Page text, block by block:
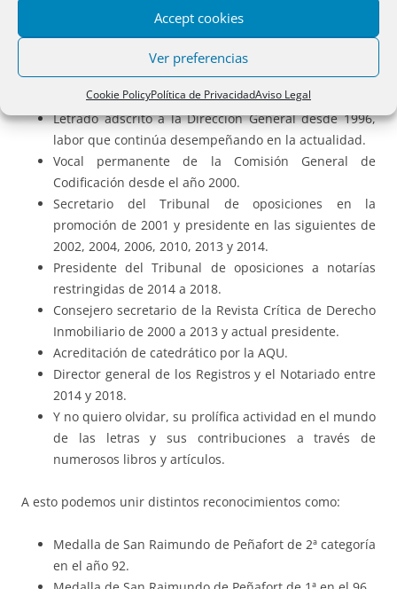
Accept cookies
Ver preferencias
Cookie PolicyPolítica de PrivacidadAviso Legal
Reseñaré a modo de ejemplo algunas de ellas:
Director del Centro de Estudios hipotecarios en
Cataluña durante los años 94 a 97.
Letrado adscrito a la Dirección General desde 1996,
labor que continúa desempeñando en la actualidad.
Vocal permanente de la Comisión General de
Codificación desde el año 2000.
Secretario del Tribunal de oposiciones en la
promoción de 2001 y presidente en las siguientes de
2002, 2004, 2006, 2010, 2013 y 2014.
Presidente del Tribunal de oposiciones a notarías
restringidas de 2014 a 2018.
Consejero secretario de la Revista Crítica de Derecho
Inmobiliario de 2000 a 2013 y actual presidente.
Acreditación de catedrático por la AQU.
Director general de los Registros y el Notariado entre
2014 y 2018.
Y no quiero olvidar, su prolífica actividad en el mundo
de las letras y sus contribuciones a través de
numerosos libros y artículos.
A esto podemos unir distintos reconocimientos como:
Medalla de San Raimundo de Peñafort de 2ª categoría
en el año 92.